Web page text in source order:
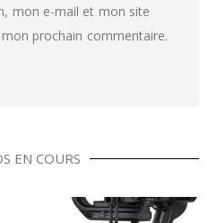
mon e-mail et mon site
prochain commentaire.
EN COURS